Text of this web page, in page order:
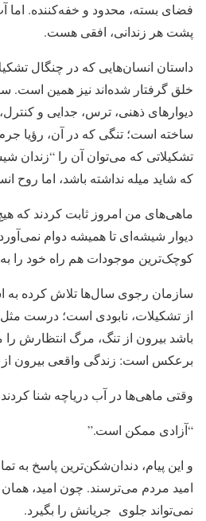
فضای بسته، محدود و خفه‌کننده. اما
پشت هر زندانی، افقی هست.
داستان انسان‌هایی که در چنگال
خلق گرفتار شده‌اند نیز همین است.
دیوارهای ذهنی، ترس، جدایی و
ساخته است؛ تنگی که در آن، رؤیا
تشکیلاتی که می‌توان آن را “زندان
که شاید میله نداشته باشد، اما روح
ماهی‌های من امروز ثابت کردند که
دیوار شیشه‌ای تا همیشه دوام
کوچک‌ترین موجودات هم راه خود را به
سازمان رجوی سال‌ها تلاش کرده به
از تشکیلات، نابودی است؛ درست
باشد بیرون از تنگ، مرگ انتظارش
برعکس است: زندگی واقعی بیرون
وقتی ماهی‌ها در آب دریاچه شنا
“آزادی ممکن است.”
و این پیام، دندان‌شکن‌ترین پاسخ به
امید مردم می‌ترسند. چون امید،
نمی‌تواند جلوی جریانش را بگیرد.